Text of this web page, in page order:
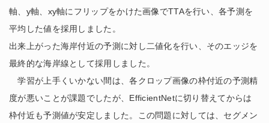
軸、y軸、xy軸にフリップをかけた画像でTTAを行い、各予測を
平均した値を採用しました。
出来上がった海岸付近の予測に対し二値化を行い、そのエッジを
最終的な海岸線として採用しました。
学習が上手くいかない間は、各クロップ画像の枠付近の予測精
度が悪いことが課題でしたが、EfficientNetに切り替えてからは
枠付近も予測値が安定しました。この問題に対しては、セグメン